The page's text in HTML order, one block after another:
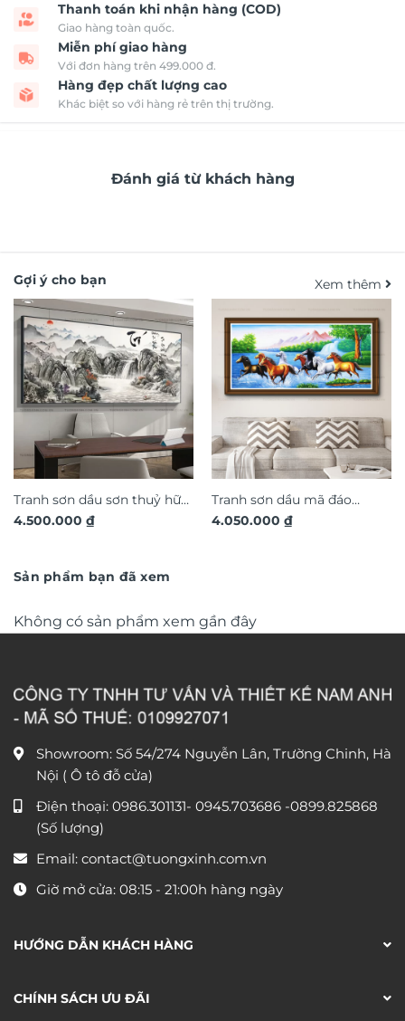
Thanh toán khi nhận hàng (COD)
Giao hàng toàn quốc.
Miễn phí giao hàng
Với đơn hàng trên 499.000 đ.
Hàng đẹp chất lượng cao
Khác biệt so với hàng rẻ trên thị trường.
Đánh giá từ khách hàng
Gợi ý cho bạn Xem thêm
Tranh sơn dầu sơn thuỷ hữu
tình SD699
4.500.000 ₫
Tranh sơn dầu mã đáo
thành công SD455
4.050.000 ₫
Sản phẩm bạn đã xem
Không có sản phẩm xem gần đây
Showroom: Số 54/274 Nguyễn Lân, Trường Chinh, Hà
Nội ( Ô tô đỗ cửa)
Điện thoại: 0986.301131- 0945.703686 -0899.825868
(Số lượng)
Email: contact@tuongxinh.com.vn
Giờ mở cửa: 08:15 - 21:00h hàng ngày
HƯỚNG DẪN KHÁCH HÀNG
CHÍNH SÁCH ƯU ĐÃI